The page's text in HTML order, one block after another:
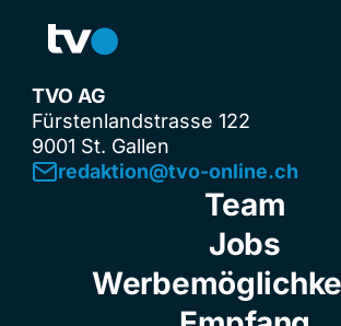
TVO AG
Fürstenlandstrasse 122
9001 St. Gallen
redaktion@tvo-online.ch
Team
Jobs